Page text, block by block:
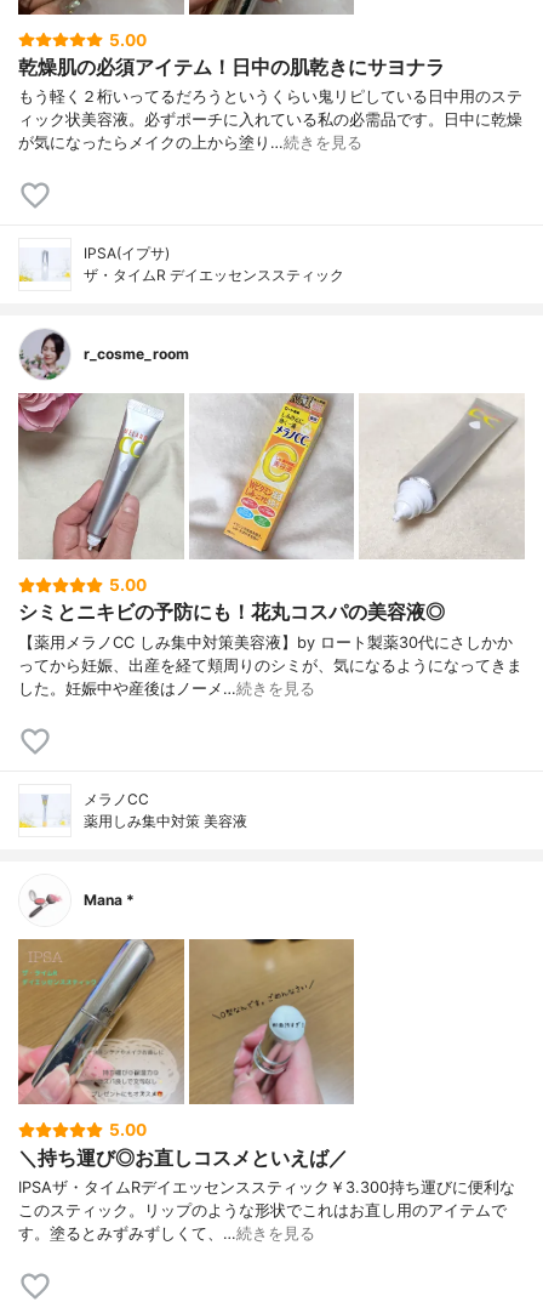
5.00
乾燥肌の必須アイテム！日中の肌乾きにサヨナラ
もう軽く２桁いってるだろうというくらい鬼リピしている日中用のステ
ィック状美容液。必ずポーチに入れている私の必需品です。日中に乾燥
が気になったらメイクの上から塗り…続きを見る
IPSA(イプサ)
ザ・タイムR デイエッセンススティック
r_cosme_room
5.00
シミとニキビの予防にも！花丸コスパの美容液◎
【薬用メラノCC しみ集中対策美容液】by ロート製薬30代にさしかか
ってから妊娠、出産を経て頬周りのシミが、気になるようになってきま
した。妊娠中や産後はノーメ…続きを見る
メラノCC
薬用しみ集中対策 美容液
Mana *
5.00
＼持ち運び◎お直しコスメといえば／
IPSAザ・タイムRデイエッセンススティック￥3.300持ち運びに便利な
このスティック。リップのような形状でこれはお直し用のアイテムで
す。塗るとみずみずしくて、…続きを見る